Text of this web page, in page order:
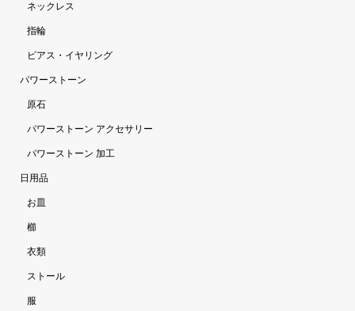
ネックレス
指輪
ピアス・イヤリング
パワーストーン
原石
パワーストーン アクセサリー
パワーストーン 加工
日用品
お皿
櫛
衣類
ストール
服